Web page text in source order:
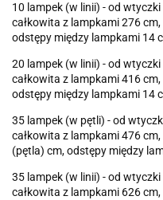
10 lampek (w linii) - od
całkowita z lampkami 276
odstępy między lampkami 14
20 lampek (w linii) - od
całkowita z lampkami 416
odstępy między lampkami 14
35 lampek (w pętli) - od
całkowita z lampkami 476
(pętla) cm, odstępy między
35 lampek (w linii) - od
całkowita z lampkami 626